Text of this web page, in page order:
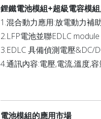
鋰鐵電池模組+超級電容模
1.混合動力應用:放電動力補
2.LFP電池並聯EDLC module
3.EDLC 具備偵測電壓&DC/
4.通訊內容:電壓,電流,溫度,
電池模組的應用市場